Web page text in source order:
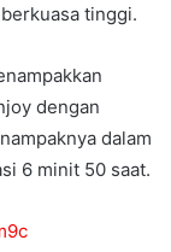
tinggi.
dengan
dalam
6 minit 50 saat.